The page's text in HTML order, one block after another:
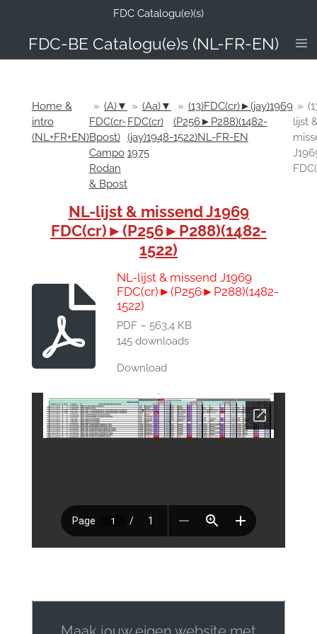
de
FDC-BE Catalogu(e)s (NL-FR-EN)
FDC Catalogu(e)(s)
Home &
intro
(NL+FR+EN)
» (A)▼
FDC(cr-
Bpost)
Campo
Rodan
& Bpost
» (Aa)▼
FDC(cr)
(jay)1948-
1975
» (13)FDC(cr)►(jay)1969
(P256►P288)(1482-
1522)NL-FR-EN
»
lijst
NL-lijst & missend J1969
FDC(cr)►(P256►P288)(1482-
1522)
NL-lijst & missend J1969
FDC(cr)►(P256►P288)(1482-
1522)
PDF – 563,4 KB
145 downloads
Download